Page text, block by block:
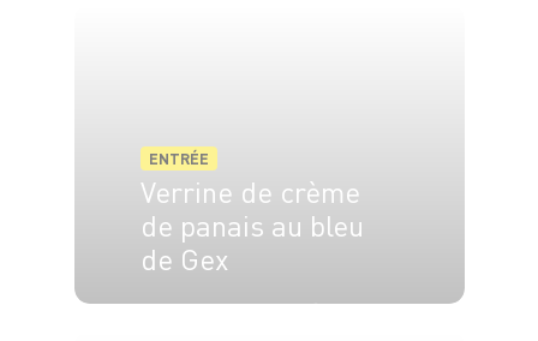
ENTRÉE
Verrine de crème
de panais au bleu
de Gex